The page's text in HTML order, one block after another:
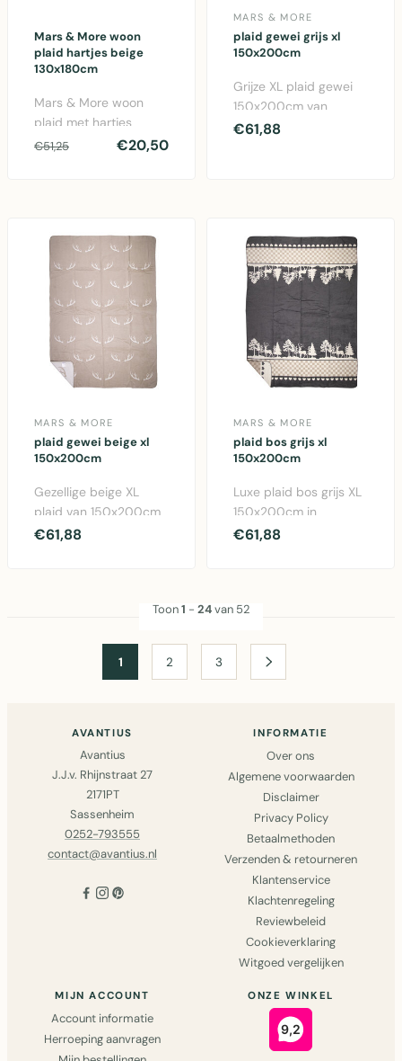
Mars & More woon
plaid hartjes beige
130x180cm
Mars & More woon
plaid met hartjes
patroon in beige,
€51,25 €20,50
MARS & MORE
plaid gewei grijs xl
150x200cm
Grijze XL plaid gewei
150x200cm van
katoen/acryl mix. Zacht
€61,88
MARS & MORE
plaid gewei beige xl
150x200cm
Gezellige beige XL
plaid van 150x200cm
in katoen/acryl mix.
€61,88
MARS & MORE
plaid bos grijs xl
150x200cm
Luxe plaid bos grijs XL
150x200cm in
katoen/acryl mix.
€61,88
Toon1 - 24van 52
1 2 3
AVANTIUS
Avantius
J.J.v. Rhijnstraat 27
2171PT
Sassenheim
0252-793555
contact@avantius.nl
INFORMATIE
Over ons
Algemene voorwaarden
Disclaimer
Privacy Policy
Betaalmethoden
Verzenden & retourneren
Klantenservice
Klachtenregeling
Reviewbeleid
Cookieverklaring
Witgoed vergelijken
MIJN ACCOUNT
Account informatie
Herroeping aanvragen
ONZE WINKEL